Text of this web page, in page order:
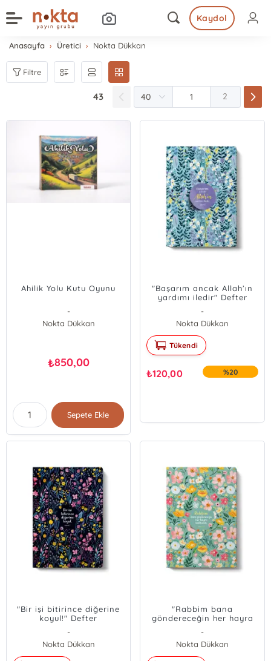
Kaydol
Anasayfa Üretici Nokta Dükkan
Filtre
43 2
Ahilik Yolu Kutu Oyunu
-
Nokta Dükkan
₺850,00
Sepete Ekle
"Başarım ancak Allah’ın
yardımı iledir" Defter
-
Nokta Dükkan
Tükendi
₺120,00 %20
"Bir işi bitirince diğerine
koyul!" Defter
-
Nokta Dükkan
"Rabbim bana
göndereceğin her hayra
-
Nokta Dükkan